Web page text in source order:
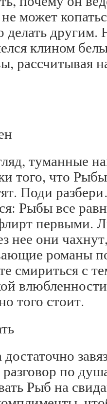
может
делать другим.
клином
рассчитывая
туманные
того, что
Поди
Рыбы все
первыми.
нее они
романы
смириться с
того стоит.
по
Рыб на